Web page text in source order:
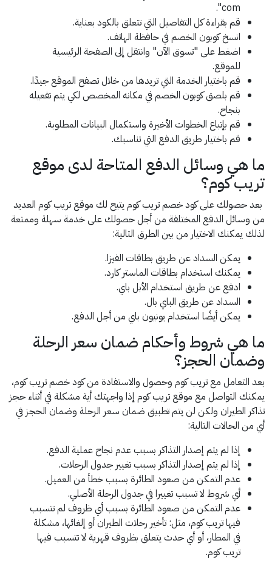
com".
قم بقراءة كل التفاصيل التي تتعلق بالكود بعناية.
انسخ كوبون الخصم في حافظة الهاتف.
اضغط على "تسوق الآن" وانتقل إلى الصفحة الرئيسية
للموقع.
قم باختيار الخدمة التي تريدها من خلال تصفح الموقع جيدًا.
قم بلصق كوبون الخصم في مكانه المخصص لكي يتم تفعيله
بنجاح.
قم بإتباع الخطوات الأخيرة واستكمال البيانات المطلوبة.
قم باختيار طريق الدفع التي تناسبك.
ما هي وسائل الدفع المتاحة لدى موقع
تريب كوم؟
بعد حصولك على كود خصم تريب كوم يتيح لك موقع تريب كوم العديد
من وسائل الدفع المختلفة من أجل حصولك على خدمة سهلة وممتعة
لذلك يمكنك الاختيار من بين الطرق التالية:
يمكن السداد عن طريق بطاقات الفيزا.
يمكنك استخدام بطاقات الماستر كارد.
ادفع عن طريق استخدام الأبل باي.
السداد عن طريق الباي بال.
يمكن أيضًا استخدام يونيون باي من أجل الدفع.
ما هي شروط وأحكام ضمان سعر الرحلة
وضمان الحجز؟
بعد التعامل مع تريب كوم وحصول والاستفادة من كود خصم تريب كوم،
يمكنك التواصل مع موقع تريب كوم إذا واجهتك أية مشكلة في أثناء حجز
تذاكر الطيران ولكن لن يتم تطبيق ضمان سعر الرحلة وضمان الحجز في
أي من الحالات التالية:
إذا لم يتم إصدار التذاكر بسبب عدم نجاح عملية الدفع.
إذا لم يتم إصدار التذاكر بسبب تغيير جدول الرحلات.
عدم التمكن من صعود الطائرة بسبب خطأ من العميل.
أي شروط لا تسبب تغييرا في جدول الرحلة الأصلي.
عدم التمكن من صعود الطائرة بسبب أي ظروف لم تتسبب
فيها تريب كوم، مثل: تأخير رحلات الطيران أو إلغائها، مشكلة
في المطار، أو أي حدث يتعلق بظروف قهرية لا تتسبب فيها
تريب كوم.